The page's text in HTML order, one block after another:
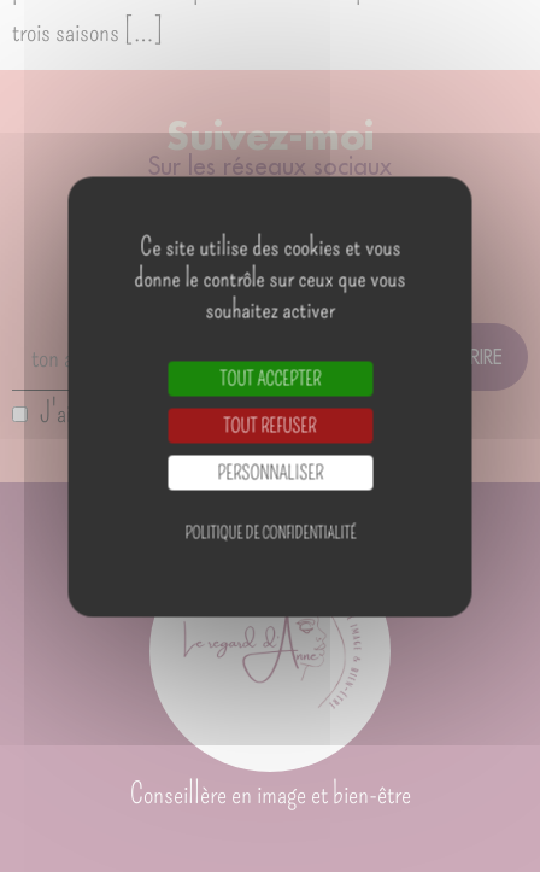
trois saisons […]
Suivez-moi
Sur les réseaux sociaux
Newsletter
Pour ne pas manquer les actualités
J'ai lu et j'accepte lapolitique de confidentialité
Conseillère en image et bien-être
Ce site utilise des cookies et vous
donne le contrôle sur ceux que vous
souhaitez activer
TOUT ACCEPTER
TOUT REFUSER
PERSONNALISER
POLITIQUE DE CONFIDENTIALITÉ